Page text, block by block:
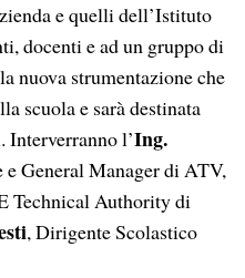
e quelli dell’Istituto
docenti e ad un gruppo di
nuova strumentazione che
scuola e sarà destinata
l’Ing.
e General Manager di ATV,
Technical Authority di
, Dirigente Scolastico